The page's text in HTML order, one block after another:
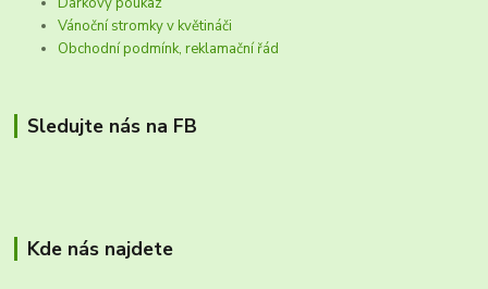
Vánoční stromky v květináči
Obchodní podmínk, reklamační řád
Sledujte nás na FB
Kde nás najdete